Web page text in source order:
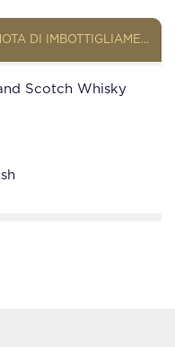
NOTA DI IMBOTTIGLIAMENTO
Scotch Whisky